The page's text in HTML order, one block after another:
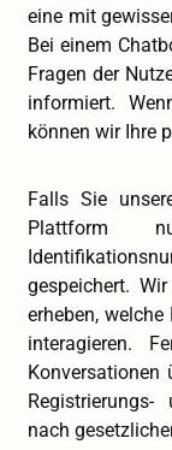
eine mit
Bei einem
Fragen der
informiert.
können wir Ihre
Falls Sie
Plattform
gespeichert.
erheben,
interagieren.
Konversationen
nach